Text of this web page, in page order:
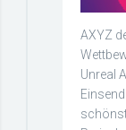
AXYZ
Unreal